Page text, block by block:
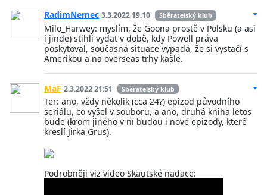
RadimNemec 3.3.2022 19:10 Sběratelský klub
Milo_Harwey: myslím, že Goona prostě v Polsku (a asi
i jinde) stihli vydat v době, kdy Powell práva
poskytoval, současná situace vypadá, že si vystačí s
Amerikou a na overseas trhy kašle.
MaF 2.3.2022 21:51 Sběratelský klub
Ter: ano, vždy několik (cca 24?) epizod původního
seriálu, co vyšel v souboru, a ano, druhá kniha letos
bude (krom jiného v ní budou i nové epizody, které
kreslí Jirka Grus).
Podrobněji viz video Skautské nadace: